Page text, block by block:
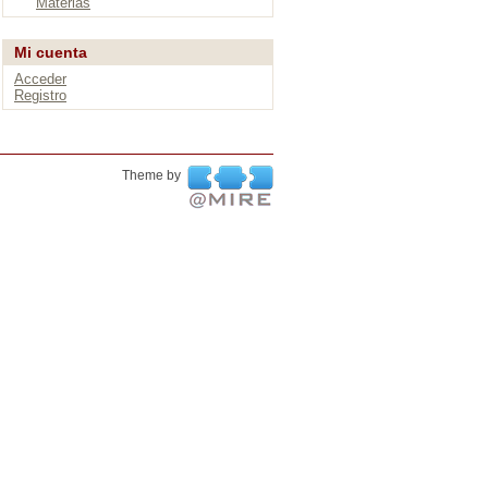
Mi cuenta
Acceder
Registro
Theme by